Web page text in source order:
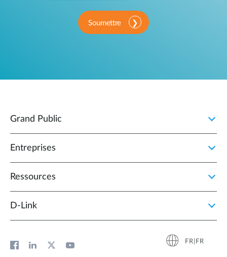
Soumettre
Grand Public
Entreprises
Ressources
D‑Link
FR|FR